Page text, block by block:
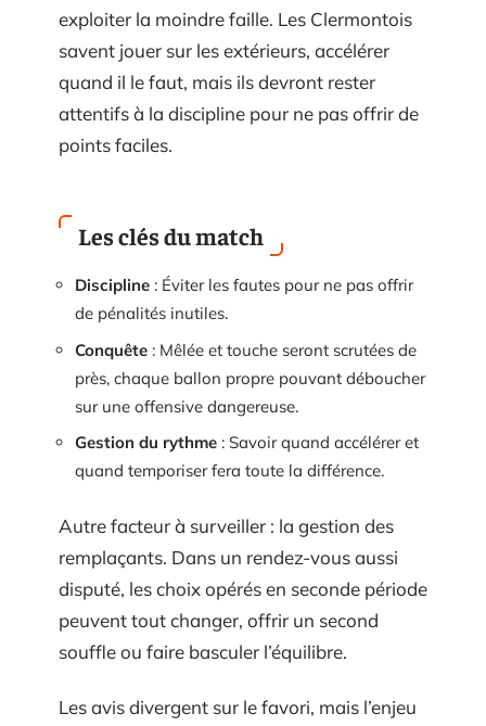
exploiter la moindre faille. Les Clermontois
savent jouer sur les extérieurs, accélérer
quand il le faut, mais ils devront rester
attentifs à la discipline pour ne pas offrir de
points faciles.
Les clés du match
Discipline : Éviter les fautes pour ne pas offrir
de pénalités inutiles.
Conquête : Mêlée et touche seront scrutées de
près, chaque ballon propre pouvant déboucher
sur une offensive dangereuse.
Gestion du rythme : Savoir quand accélérer et
quand temporiser fera toute la différence.
Autre facteur à surveiller : la gestion des
remplaçants. Dans un rendez-vous aussi
disputé, les choix opérés en seconde période
peuvent tout changer, offrir un second
souffle ou faire basculer l’équilibre.
Les avis divergent sur le favori, mais l’enjeu